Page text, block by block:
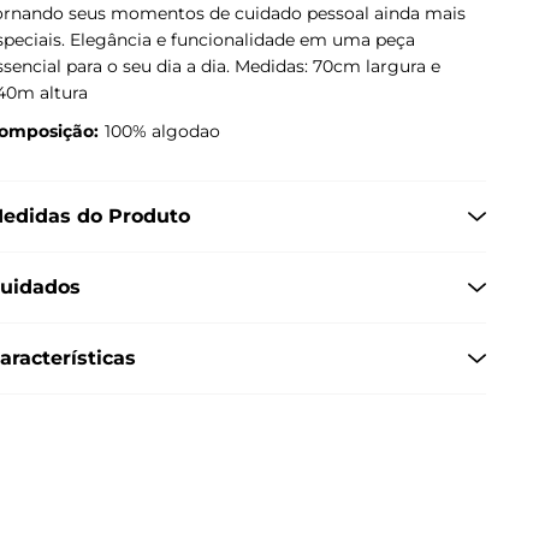
seus momentos de cuidado pessoal ainda mais
Elegância e funcionalidade em uma peça
para o seu dia a dia. Medidas: 70cm largura e
altura
100% algodao
do Produto